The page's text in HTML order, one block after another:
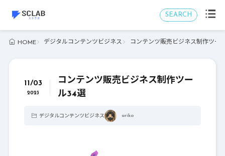
SEARCH
HOME デジタルコンテンツビジネス コンテンツ販売ビジネス制作ツー
11/03
2023
コンテンツ販売ビジネス制作ツー
ル34選
デジタルコンテンツビジネス ariko